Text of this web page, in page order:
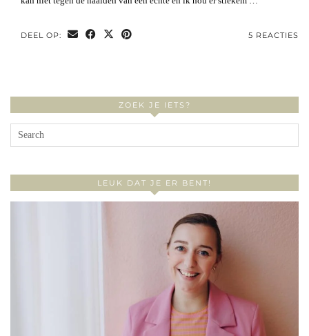
DEEL OP: 5 REACTIES
ZOEK JE IETS?
LEUK DAT JE ER BENT!